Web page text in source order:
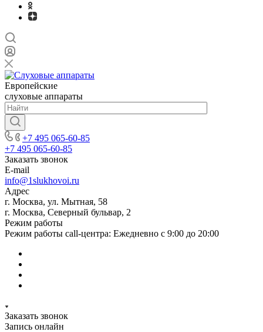
Европейские
слуховые аппараты
+7 495 065-60-85
+7 495 065-60-85
Заказать звонок
E-mail
info@1slukhovoi.ru
Адрес
г. Москва, ул. Мытная, 58
г. Москва, Северный бульвар, 2
Режим работы
Режим работы call-центра: Ежедневно с 9:00 до 20:00
Заказать звонок
Запись онлайн